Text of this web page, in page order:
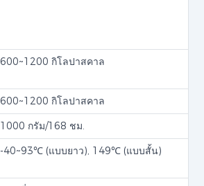
600~1200 กิโลปาสคาล
600~1200 กิโลปาสคาล
1000 กรัม/168 ชม.
-40~93℃ (แบบยาว), 149℃ (แบบสั้น)